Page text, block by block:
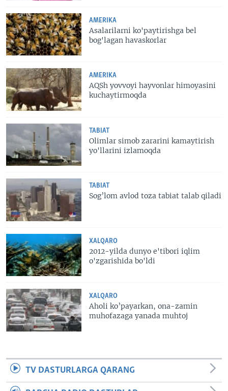
AMERIKA
Asalarilarni ko'paytirishga bel
bog'lagan havaskorlar
AMERIKA
AQSh yovvoyi hayvonlar himoyasini
kuchaytirmoqda
TABIAT
Olimlar simob zararini kamaytirish
yo'llarini izlamoqda
TABIAT
Sog’lom avlod toza tabiat talab qiladi
XALQARO
2012-yilda dunyo e'tibori iqlim
o'zgarishida bo'ldi
XALQARO
Aholi ko’payarkan, ona-zamin
muhofazaga yanada muhtoj
TV DASTURLARGA QARANG